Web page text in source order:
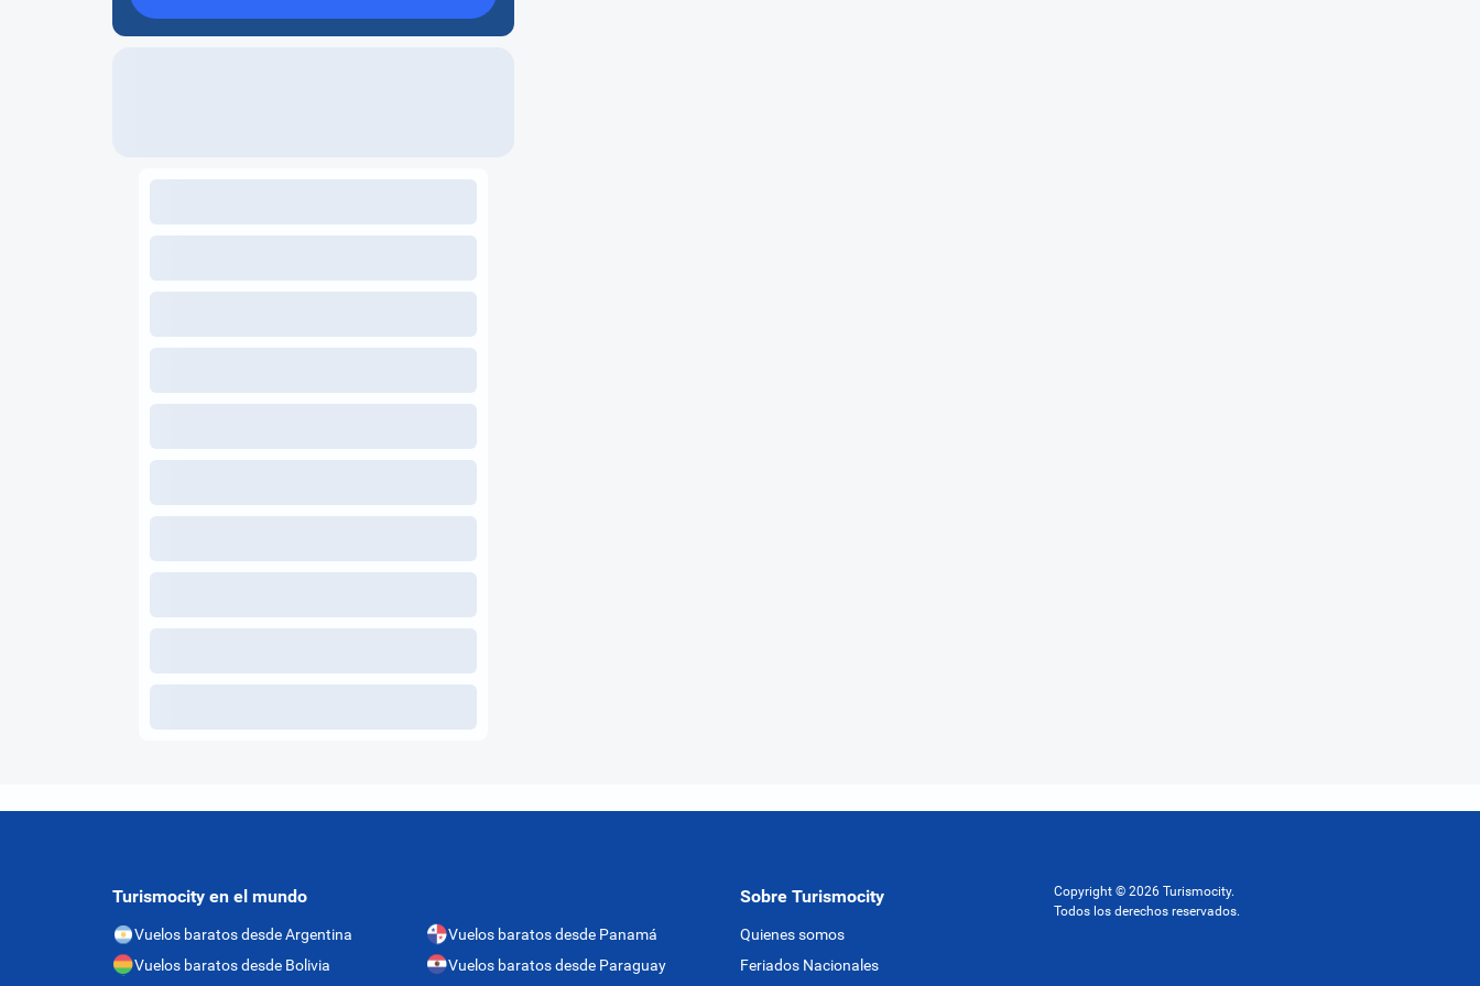
Turismocity en el mundo
Vuelos baratos desde Argentina
Vuelos baratos desde Bolivia
Vuelos baratos desde Panamá
Vuelos baratos desde Paraguay
Sobre Turismocity
Quienes somos
Feriados Nacionales
Copyright © 2026 Turismocity.
Todos los derechos reservados.